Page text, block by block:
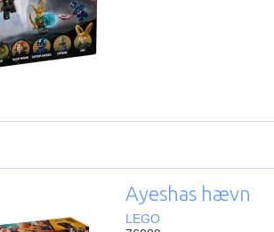
Ayeshas hævn
LEGO